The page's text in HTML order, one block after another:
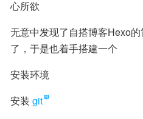
心所欲
无意中发现了自搭博客Hexo
了，于是也着手搭建一个
安装环境
安装 git